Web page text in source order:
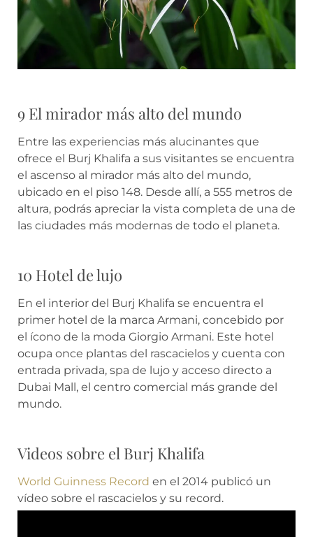
9 El mirador más alto del mundo
Entre las experiencias más alucinantes que
ofrece el Burj Khalifa a sus visitantes se encuentra
el ascenso al mirador más alto del mundo,
ubicado en el piso 148. Desde allí, a 555 metros de
altura, podrás apreciar la vista completa de una de
las ciudades más modernas de todo el planeta.
10 Hotel de lujo
En el interior del Burj Khalifa se encuentra el
primer hotel de la marca Armani, concebido por
el ícono de la moda Giorgio Armani. Este hotel
ocupa once plantas del rascacielos y cuenta con
entrada privada, spa de lujo y acceso directo a
Dubai Mall, el centro comercial más grande del
mundo.
Videos sobre el Burj Khalifa
World Guinness Record en el 2014 publicó un
vídeo sobre el rascacielos y su record.